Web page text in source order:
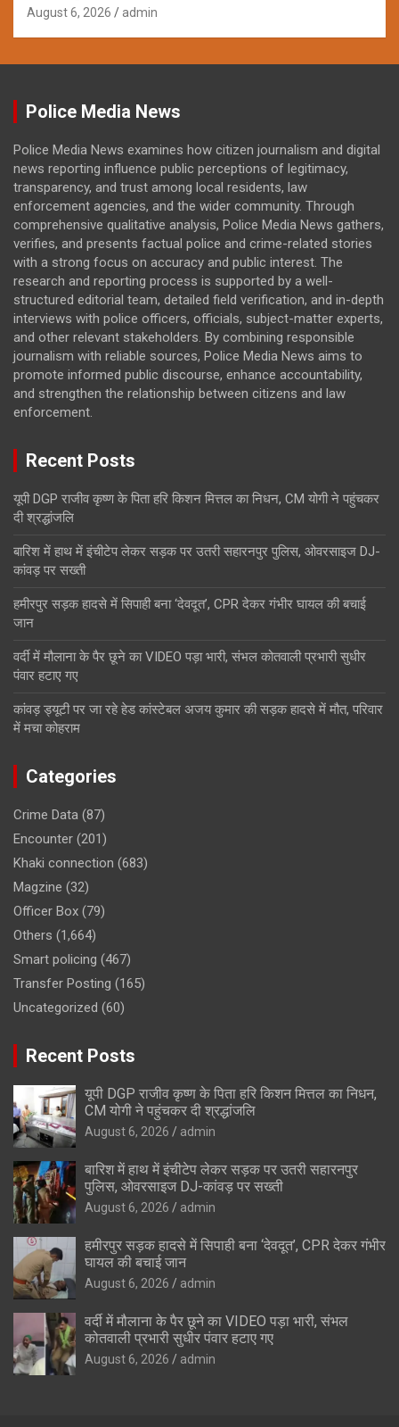
August 6, 2026 admin
Police Media News
Police Media News examines how citizen journalism and digital
news reporting influence public perceptions of legitimacy,
transparency, and trust among local residents, law
enforcement agencies, and the wider community. Through
comprehensive qualitative analysis, Police Media News gathers,
verifies, and presents factual police and crime-related stories
with a strong focus on accuracy and public interest. The
research and reporting process is supported by a well-
structured editorial team, detailed field verification, and in-depth
interviews with police officers, officials, subject-matter experts,
and other relevant stakeholders. By combining responsible
journalism with reliable sources, Police Media News aims to
promote informed public discourse, enhance accountability,
and strengthen the relationship between citizens and law
enforcement.
Recent Posts
यूपी DGP राजीव कृष्ण के पिता हरि किशन मित्तल का निधन, CM योगी ने पहुंचकर
दी श्रद्धांजलि
बारिश में हाथ में इंचीटेप लेकर सड़क पर उतरी सहारनपुर पुलिस, ओवरसाइज DJ-
कांवड़ पर सख्ती
हमीरपुर सड़क हादसे में सिपाही बना ‘देवदूत’, CPR देकर गंभीर घायल की बचाई
जान
वर्दी में मौलाना के पैर छूने का VIDEO पड़ा भारी, संभल कोतवाली प्रभारी सुधीर
पंवार हटाए गए
कांवड़ ड्यूटी पर जा रहे हेड कांस्टेबल अजय कुमार की सड़क हादसे में मौत, परिवार
में मचा कोहराम
Categories
Crime Data (87)
Encounter (201)
Khaki connection (683)
Magzine (32)
Officer Box (79)
Others (1,664)
Smart policing (467)
Transfer Posting (165)
Uncategorized (60)
Recent Posts
यूपी DGP राजीव कृष्ण के पिता हरि किशन मित्तल का निधन,
CM योगी ने पहुंचकर दी श्रद्धांजलि
August 6, 2026 admin
बारिश में हाथ में इंचीटेप लेकर सड़क पर उतरी सहारनपुर
पुलिस, ओवरसाइज DJ-कांवड़ पर सख्ती
August 6, 2026 admin
हमीरपुर सड़क हादसे में सिपाही बना ‘देवदूत’, CPR देकर गंभीर
घायल की बचाई जान
August 6, 2026 admin
वर्दी में मौलाना के पैर छूने का VIDEO पड़ा भारी, संभल
कोतवाली प्रभारी सुधीर पंवार हटाए गए
August 6, 2026 admin